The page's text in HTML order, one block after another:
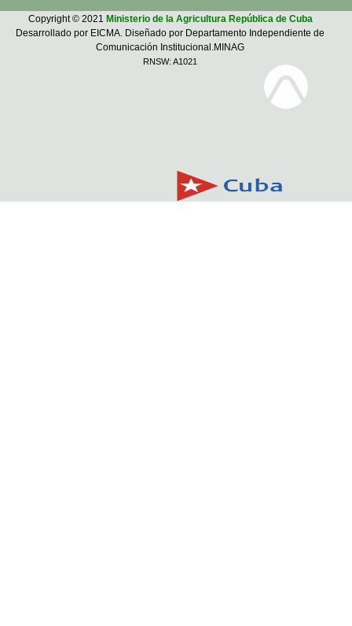
Copyright © 2021 Ministerio de la Agricultura República de Cuba
Desarrollado por EICMA. Diseñado por Departamento Independiente de
Comunicación Institucional.MINAG
RNSW: A1021